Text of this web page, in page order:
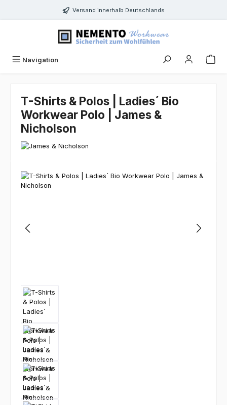
Zum Hauptinhalt springenVersand innerhalb Deutschlands
Navigation
T-Shirts & Polos | Ladies´ Bio
Workwear Polo | James &
Nicholson
Bildergalerie überspringen